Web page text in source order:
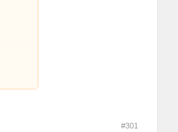
#301